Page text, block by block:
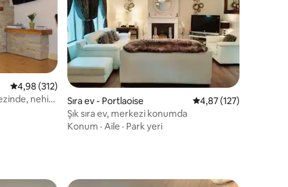
5 üzerinden ortalama 4,98 puan, 312 değerlendirme
4,98 (312)
nehir
Sıra ev - Portlaoise 5 üzerinden ortalama
4,87 (127)
Şık sıra ev, merkezi konumda
Konum · Aile · Park yeri